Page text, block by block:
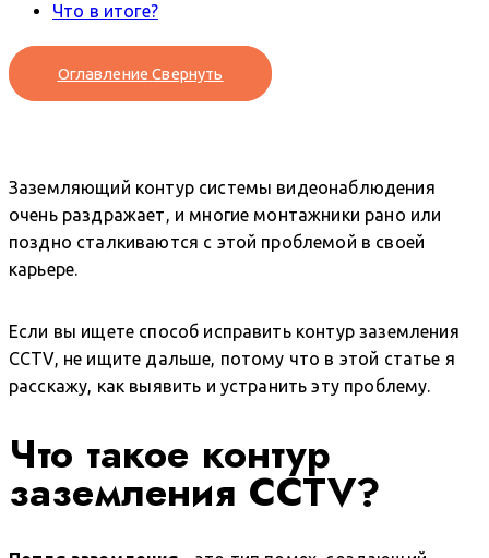
Что в итоге?
Оглавление Свернуть
Заземляющий контур системы видеонаблюдения
очень раздражает, и многие монтажники рано или
поздно сталкиваются с этой проблемой в своей
карьере.
Если вы ищете способ исправить контур заземления
CCTV, не ищите дальше, потому что в этой статье я
расскажу, как выявить и устранить эту проблему.
Что такое контур
заземления CCTV?